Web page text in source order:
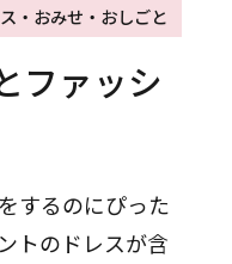
・おみせ・おしごと
ファッシ
するのにぴった
トのドレスが含